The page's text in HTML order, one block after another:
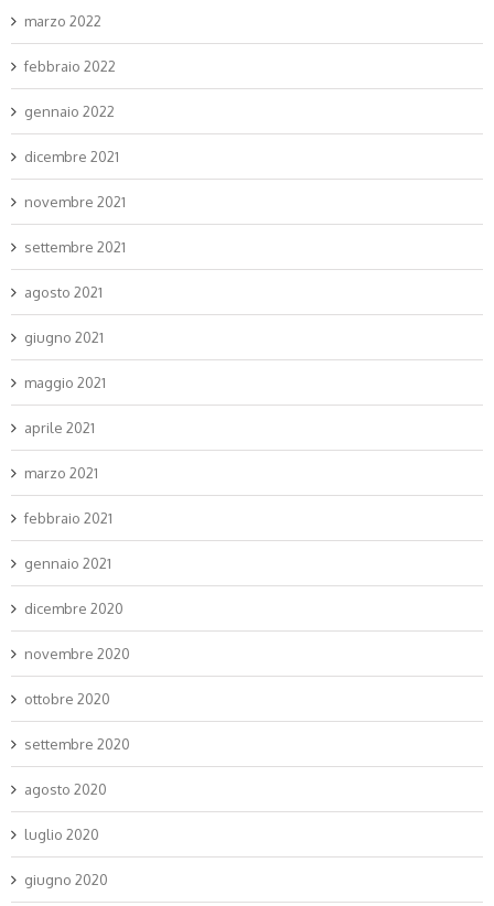
marzo 2022
febbraio 2022
gennaio 2022
dicembre 2021
novembre 2021
settembre 2021
agosto 2021
giugno 2021
maggio 2021
aprile 2021
marzo 2021
febbraio 2021
gennaio 2021
dicembre 2020
novembre 2020
ottobre 2020
settembre 2020
agosto 2020
luglio 2020
giugno 2020